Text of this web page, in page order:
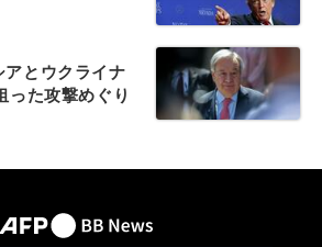
とウクライナ
った攻撃めぐり